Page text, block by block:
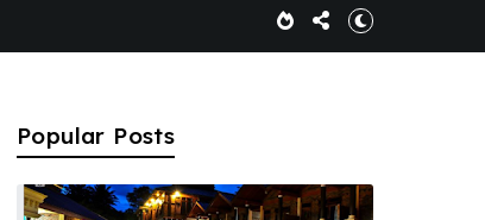
Popular Posts